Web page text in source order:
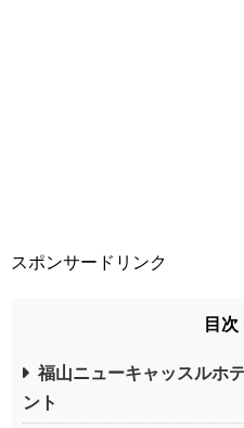
スポンサードリンク
目次
福山ニューキャッスルホ
ント